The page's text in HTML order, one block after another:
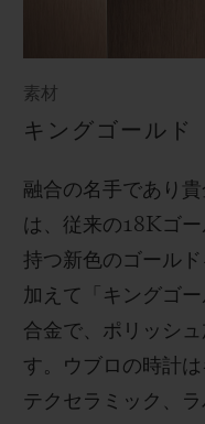
素材
キングゴールド
融合の名手であり
は、従来の18Kゴ
持つ新色のゴール
加えて「キングゴ
合金で、ポリッシ
す。 ウブロの時計
テクセラミック、